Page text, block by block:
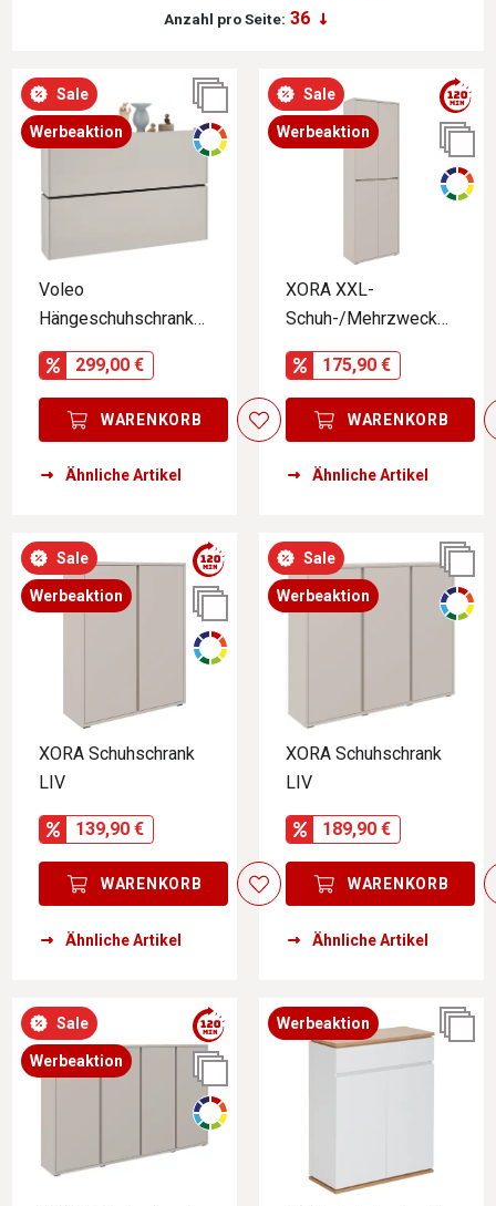
Anzahl pro Seite:
Sale
Werbeaktion
Voleo
Hängeschuhschrank
UNIQUE
299,00 €
WARENKORB
Ähnliche Artikel
Sale
Werbeaktion
XORA XXL-
Schuh-/Mehrzwecksc
hrank LIV
175,90 €
WARENKORB
Ähnliche Artikel
Sale
Werbeaktion
XORA Schuhschrank
LIV
139,90 €
WARENKORB
Ähnliche Artikel
Sale
Werbeaktion
XORA Schuhschrank
LIV
189,90 €
WARENKORB
Ähnliche Artikel
Sale
Werbeaktion
Werbeaktion